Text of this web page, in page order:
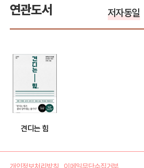
연관도서 저자동일
견디는 힘